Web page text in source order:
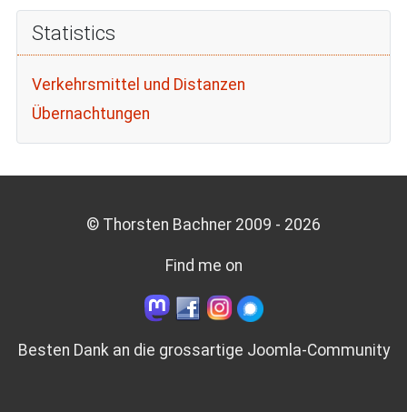
Statistics
Verkehrsmittel und Distanzen
Übernachtungen
© Thorsten Bachner 2009 - 2026
Find me on
Besten Dank an die grossartige Joomla-Community